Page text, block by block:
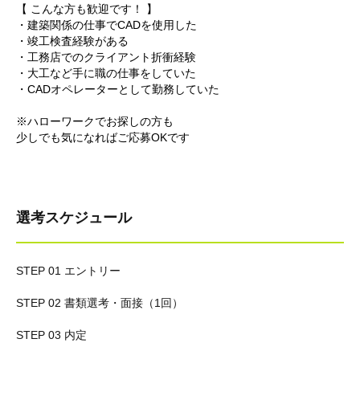
【 こんな方も歓迎です！ 】
・建築関係の仕事でCADを使用した
・竣工検査経験がある
・工務店でのクライアント折衝経験
・大工など手に職の仕事をしていた
・CADオペレーターとして勤務していた
※ハローワークでお探しの方も
少しでも気になればご応募OKです
選考スケジュール
STEP 01 エントリー
STEP 02 書類選考・面接（1回）
STEP 03 内定